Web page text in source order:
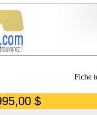
Fiche
$